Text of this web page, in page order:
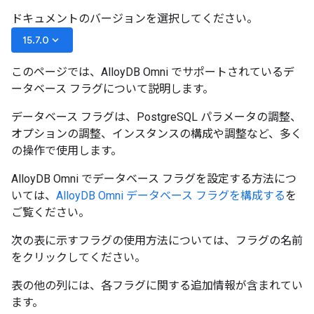
ドキュメントのバージョンを選択してください。
15.7.0 keyboard_arrow_down
このページでは、AlloyDB Omni でサポートされているデ
ータベース フラグについて説明します。
データベース フラグは、PostgreSQL パラメータの調整、
オプションの調整、インスタンスの構成や調整など、多く
の操作で使用します。
AlloyDB Omni でデータベース フラグを設定する方法につ
いては、 AlloyDB Omni データベース フラグを構成するを
ご覧ください。
次の表に示すフラグの使用方法については、フラグの名前
をクリックしてください。
表の他の列には、各フラグに関する追加情報が含まれてい
ます。